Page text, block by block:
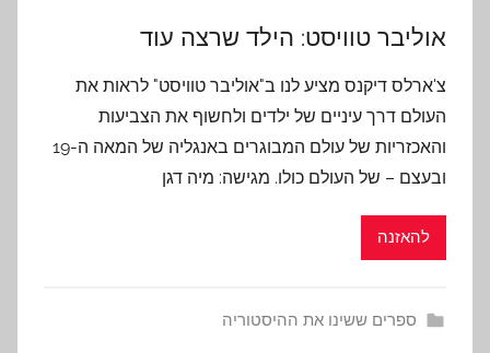
אוליבר טוויסט: הילד שרצה עוד
צ'ארלס דיקנס מציע לנו ב"אוליבר טוויסט" לראות את
העולם דרך עיניים של ילדים ולחשוף את הצביעות
והאכזריות של עולם המבוגרים באנגליה של המאה ה-19
ובעצם – של העולם כולו. מגישה: מיה דגן
להאזנה
ספרים ששינו את ההיסטוריה